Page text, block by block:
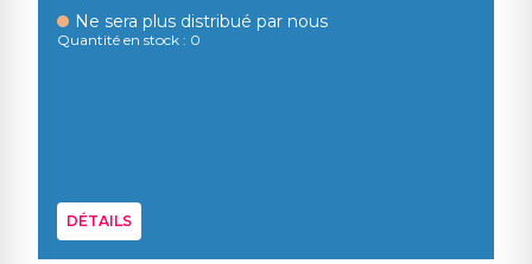
Ne sera plus distribué par nous
Quantité en stock : 0
DÉTAILS